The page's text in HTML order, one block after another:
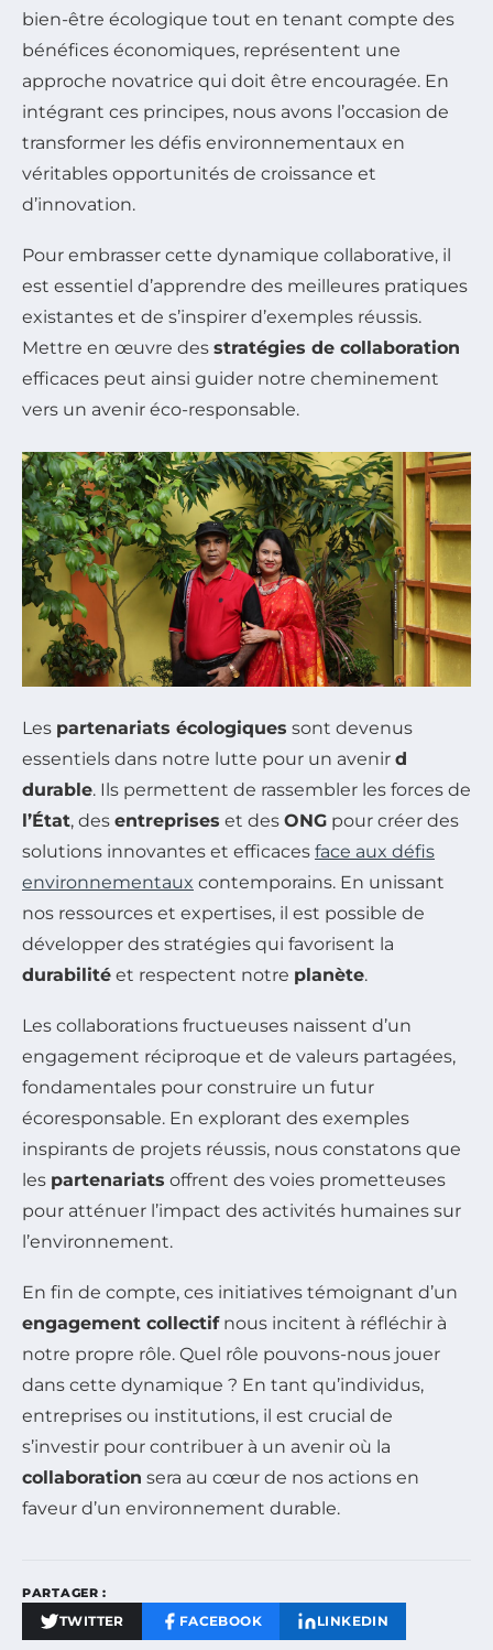
bien-être écologique tout en tenant compte des
bénéfices économiques, représentent une
approche novatrice qui doit être encouragée. En
intégrant ces principes, nous avons l’occasion de
transformer les défis environnementaux en
véritables opportunités de croissance et
d’innovation.
Pour embrasser cette dynamique collaborative, il
est essentiel d’apprendre des meilleures pratiques
existantes et de s’inspirer d’exemples réussis.
Mettre en œuvre des stratégies de collaboration
efficaces peut ainsi guider notre cheminement
vers un avenir éco-responsable.
Les partenariats écologiques sont devenus
essentiels dans notre lutte pour un avenir d
durable. Ils permettent de rassembler les forces de
l’État, des entreprises et des ONG pour créer des
solutions innovantes et efficaces face aux défis
environnementaux contemporains. En unissant
nos ressources et expertises, il est possible de
développer des stratégies qui favorisent la
durabilité et respectent notre planète.
Les collaborations fructueuses naissent d’un
engagement réciproque et de valeurs partagées,
fondamentales pour construire un futur
écoresponsable. En explorant des exemples
inspirants de projets réussis, nous constatons que
les partenariats offrent des voies prometteuses
pour atténuer l’impact des activités humaines sur
l’environnement.
En fin de compte, ces initiatives témoignant d’un
engagement collectifnous incitent à réfléchir à
notre propre rôle. Quel rôle pouvons-nous jouer
dans cette dynamique ? En tant qu’individus,
entreprises ou institutions, il est crucial de
s’investir pour contribuer à un avenir où la
collaboration sera au cœur de nos actions en
faveur d’un environnement durable.
PARTAGER :
TWITTER FACEBOOK LINKEDIN